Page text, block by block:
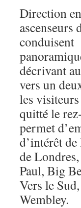
Direction
ascenseurs
conduisent
décrivant
vers un
les
quitté le
permet
d’intérêt
de
Paul, Big
Vers le
Wembley.